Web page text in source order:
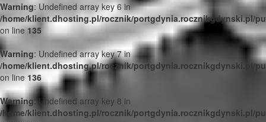
Warning: Undefined array key 6 in
/home/klient.dhosting.pl/rocznik/portgdynia.rocznikgdynski.pl/
on line135
Warning: Undefined array key 7 in
/home/klient.dhosting.pl/rocznik/portgdynia.rocznikgdynski.pl/
on line136
Warning: Undefined array key 8 in
/home/klient.dhosting.pl/rocznik/portgdynia.rocznikgdynski.pl/